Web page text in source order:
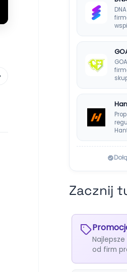
Zacznij
od firm